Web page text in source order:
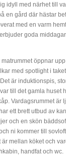
idyll med närhet till
en gård där hästar
med en varm
goda
öppnar
med spotlight i
är induktionspis,
till det gamla huset
Vardagsrummet är
ett brett utbud av
och en skön
ni kommer till
mellan köket och
handfat och wc.